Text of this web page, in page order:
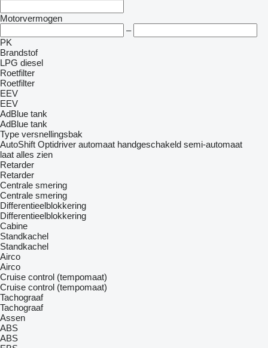
Motorvermogen
–
PK
Brandstof
LPG diesel
Roetfilter
Roetfilter
EEV
EEV
AdBlue tank
AdBlue tank
Type versnellingsbak
AutoShift Optidriver automaat handgeschakeld semi-automaat
laat alles zien
Retarder
Retarder
Centrale smering
Centrale smering
Differentieelblokkering
Differentieelblokkering
Cabine
Standkachel
Standkachel
Airco
Airco
Cruise control (tempomaat)
Cruise control (tempomaat)
Tachograaf
Tachograaf
Assen
ABS
ABS